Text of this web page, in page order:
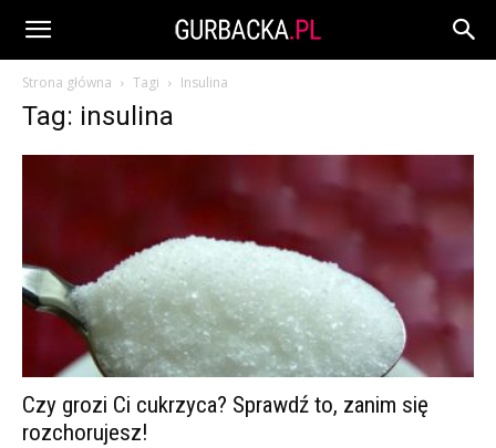
Strona główna Tagi Insulina
Tag: insulina
Czy grozi Ci cukrzyca? Sprawdź to, zanim się
rozchorujesz!